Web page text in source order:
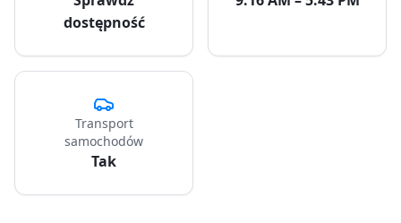
dostępność
Transport
samochodów
Tak